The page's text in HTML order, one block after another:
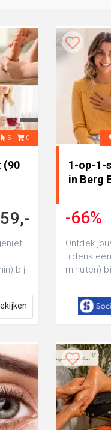
5 0
(90
bij
1-op-1-
in Berg
-66%
Ontdek
tijdens
minuten)
wa...